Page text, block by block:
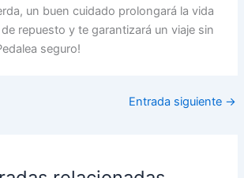
un buen cuidado prolongará la vida
repuesto y te garantizará un viaje sin
seguro!
Entrada siguiente →